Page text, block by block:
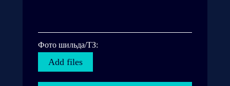
Фото шильда/ТЗ:
Add files